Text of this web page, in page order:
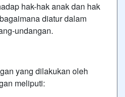
hak-hak anak dan hak
diatur dalam
undangan.
yang dilakukan oleh
meliputi: